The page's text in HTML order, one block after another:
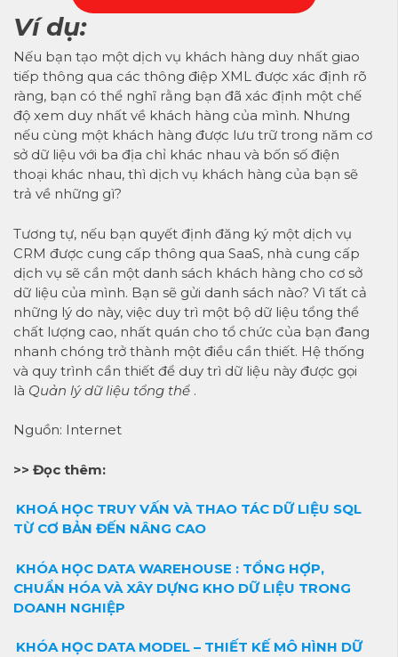
Ví dụ:
Nếu bạn tạo một dịch vụ khách hàng duy nhất giao
tiếp thông qua các thông điệp XML được xác định rõ
ràng, bạn có thể nghĩ rằng bạn đã xác định một chế
độ xem duy nhất về khách hàng của mình. Nhưng
nếu cùng một khách hàng được lưu trữ trong năm cơ
sở dữ liệu với ba địa chỉ khác nhau và bốn số điện
thoại khác nhau, thì dịch vụ khách hàng của bạn sẽ
trả về những gì?
Tương tự, nếu bạn quyết định đăng ký một dịch vụ
CRM được cung cấp thông qua SaaS, nhà cung cấp
dịch vụ sẽ cần một danh sách khách hàng cho cơ sở
dữ liệu của mình. Bạn sẽ gửi danh sách nào? Vì tất cả
những lý do này, việc duy trì một bộ dữ liệu tổng thể
chất lượng cao, nhất quán cho tổ chức của bạn đang
nhanh chóng trở thành một điều cần thiết. Hệ thống
và quy trình cần thiết để duy trì dữ liệu này được gọi
là Quản lý dữ liệu tổng thể .
Nguồn: Internet
>> Đọc thêm:
KHOÁ HỌC TRUY VẤN VÀ THAO TÁC DỮ LIỆU SQL
TỪ CƠ BẢN ĐẾN NÂNG CAO
KHÓA HỌC DATA WAREHOUSE : TỔNG HỢP,
CHUẨN HÓA VÀ XÂY DỰNG KHO DỮ LIỆU TRONG
DOANH NGHIỆP
KHÓA HỌC DATA MODEL – THIẾT KẾ MÔ HÌNH DỮ